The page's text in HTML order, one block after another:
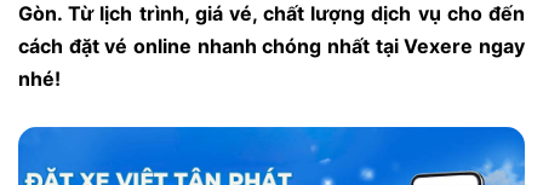
Gòn. Từ lịch trình, giá vé, chất lượng dịch vụ cho đến
cách đặt vé online nhanh chóng nhất tại Vexere ngay
nhé!